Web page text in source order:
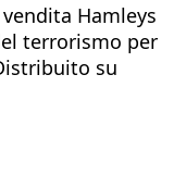
Hamleys
terrorismo per
su